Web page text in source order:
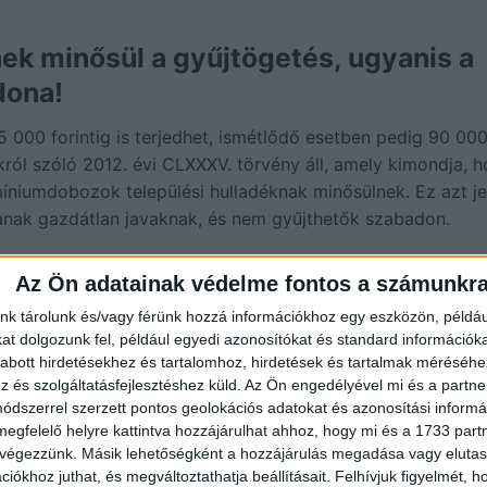
Az Ön adatainak védelme fontos a
tárolunk és/vagy férünk hozzá információkhoz egy eszközön,
dolgozunk fel, például egyedi azonosítókat és standard
hirdetésekhez és tartalomhoz, hirdetések és tartalmak
és szolgáltatásfejlesztéshez küld. Az Ön engedélyével mi és a
szerzett pontos geolokációs adatokat és azonosítási
helyre kattintva hozzájárulhat ahhoz, hogy mi és a 1733
Másik lehetőségként a hozzájárulás megadása vagy
juthat, és megváltoztathatja beállításait. Felhívjuk figyelmét,
minősül a gyűjtögetés, ugyanis a
000 forintig is terjedhet, ismétlődő esetben pedig 90 000
szóló 2012. évi CLXXXV. törvény áll, amely kimondja,
települési hulladéknak minősülnek. Ez azt
gazdátlan javaknak, és nem gyűjthetők szabadon.
alapjána gyűjtőedénybe helyezett hulladék addig az
közszolgáltatást végző társaság vagy
gyűjtőedénybe dobott hulladék ezt követően a